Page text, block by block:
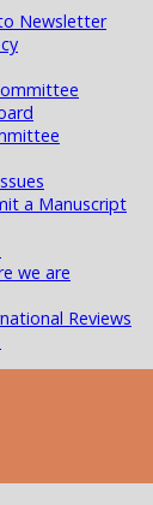
Newsletter
a Manuscript
we are
Reviews